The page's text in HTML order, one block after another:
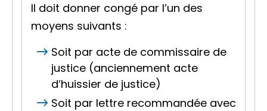
Il doit donner congé par l’un des
moyens suivants :
Soit par acte de commissaire de
justice (anciennement acte
d’huissier de justice)
Soit par lettre recommandée avec